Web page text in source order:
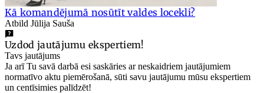
Kā komandējumā nosūtīt valdes locekli?
Atbild Jūlija Sauša
Uzdod jautājumu ekspertiem!
Tavs jautājums
Ja arī Tu savā darbā esi saskāries ar neskaidriem jautājumiem
normatīvo aktu piemērošanā, sūti savu jautājumu mūsu ekspertiem
un centīsimies palīdzēt!